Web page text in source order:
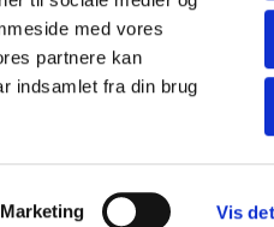
med vores
partnere kan
indsamlet fra din brug
Marketing Vis